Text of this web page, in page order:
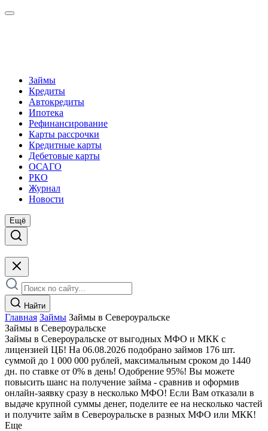
Займы
Кредиты
Автокредиты
Ипотека
Рефинансирование
Карты рассрочки
Кредитные карты
Дебетовые карты
ОСАГО
РКО
Журнал
Новости
Ещё
Найти
Главная Займы Займы в Североуральске
Займы в Североуральске
Займы в Североуральске от выгодных МФО и МКК с
лицензией ЦБ! На 06.08.2026 подобрано займов 176 шт.
суммой до 1 000 000 рублей, максимальным сроком до 1440
дн. по ставке от 0% в день! Одобрение 95%! Вы можете
повысить шанс на получение займа - сравнив и оформив
онлайн-заявку сразу в несколько МФО! Если Вам отказали в
выдаче крупной суммы денег, поделите ее на несколько частей
и получите займ в Североуральске в разных МФО или МКК!
Еще